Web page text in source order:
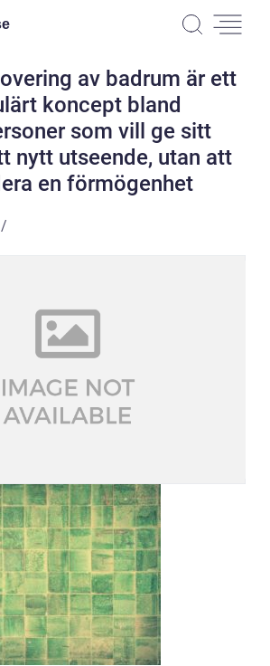
av badrum är ett
koncept bland
som vill ge sitt
nytt utseende, utan att
en förmögenhet